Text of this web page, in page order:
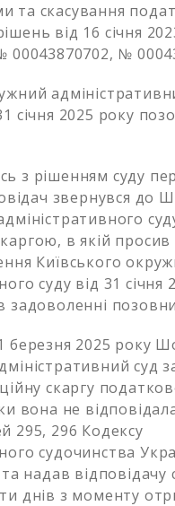
та скасування
від 16 січня
00043870702, №
січня 2025 року
з рішенням суду
звернувся до
в якій просив
Київського
суду від 31 січня
задоволенні
березня 2025 року
суд
скаргу
вона не
295, 296 Кодексу
судочинства
надав відповідачу
днів з моменту